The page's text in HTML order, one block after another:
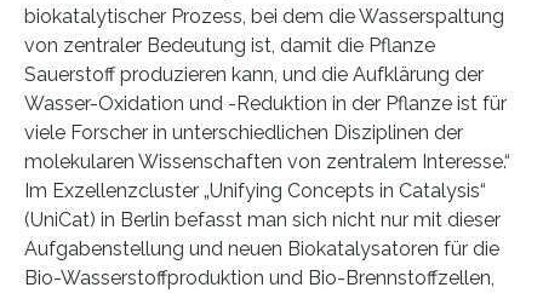
biokatalytischer Prozess, bei dem die Wasserspaltung
von zentraler Bedeutung ist, damit die Pflanze
Sauerstoff produzieren kann, und die Aufklärung der
Wasser-Oxidation und -Reduktion in der Pflanze ist für
viele Forscher in unterschiedlichen Disziplinen der
molekularen Wissenschaften von zentralem Interesse.“
Im Exzellenzcluster „Unifying Concepts in Catalysis“
(UniCat) in Berlin befasst man sich nicht nur mit dieser
Aufgabenstellung und neuen Biokatalysatoren für die
Bio-Wasserstoffproduktion und Bio-Brennstoffzellen,